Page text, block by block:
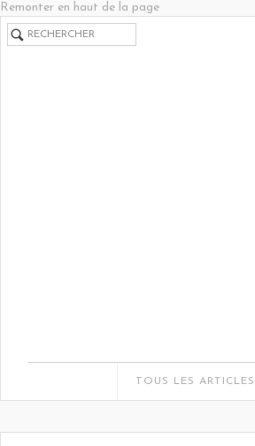
Remonter en haut de la page
TOUS LES ARTICLES